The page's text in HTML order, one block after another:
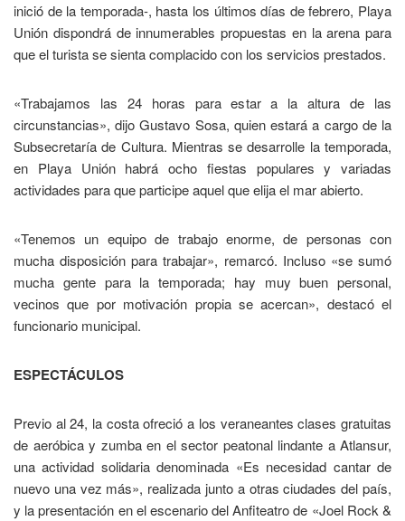
inició de la temporada-, hasta los últimos días de febrero, Playa
Unión dispondrá de innumerables propuestas en la arena para
que el turista se sienta complacido con los servicios prestados.
«Trabajamos las 24 horas para estar a la altura de las
circunstancias», dijo Gustavo Sosa, quien estará a cargo de la
Subsecretaría de Cultura. Mientras se desarrolle la temporada,
en Playa Unión habrá ocho fiestas populares y variadas
actividades para que participe aquel que elija el mar abierto.
«Tenemos un equipo de trabajo enorme, de personas con
mucha disposición para trabajar», remarcó. Incluso «se sumó
mucha gente para la temporada; hay muy buen personal,
vecinos que por motivación propia se acercan», destacó el
funcionario municipal.
ESPECTÁCULOS
Previo al 24, la costa ofreció a los veraneantes clases gratuitas
de aeróbica y zumba en el sector peatonal lindante a Atlansur,
una actividad solidaria denominada «Es necesidad cantar de
nuevo una vez más», realizada junto a otras ciudades del país,
y la presentación en el escenario del Anfiteatro de «Joel Rock &